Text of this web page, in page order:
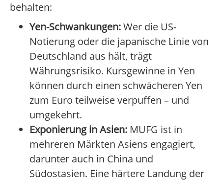
behalten:
Yen-Schwankungen:Wer die US-
Notierung oder die japanische Linie von
Deutschland aus hält, trägt
Währungsrisiko. Kursgewinne in Yen
können durch einen schwächeren Yen
zum Euro teilweise verpuffen – und
umgekehrt.
Exponierung in Asien: MUFG ist in
mehreren Märkten Asiens engagiert,
darunter auch in China und
Südostasien. Eine härtere Landung der